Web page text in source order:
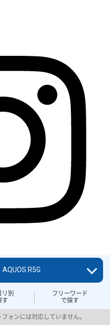
別
す
フリーワード
で探す
AQUOS R5G
ォンには対応していません。